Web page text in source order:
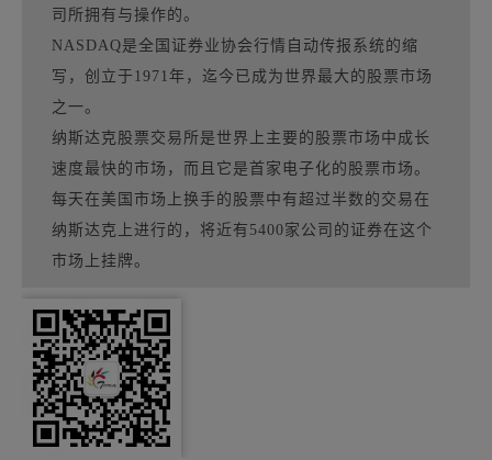
司所拥有与操作的。
NASDAQ是全国证券业协会行情自动传报系统的缩
写，创立于1971年，迄今已成为世界最大的股票市场
之一。
纳斯达克股票交易所是世界上主要的股票市场中成长
速度最快的市场，而且它是首家电子化的股票市场。
每天在美国市场上换手的股票中有超过半数的交易在
纳斯达克上进行的，将近有5400家公司的证券在这个
市场上挂牌。